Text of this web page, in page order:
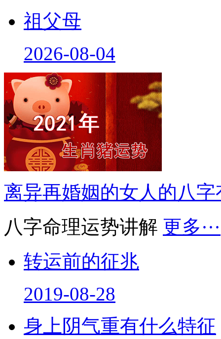
祖父母
2026-08-04
离异再婚姻的女人的八
八字命理运势讲解 更多···
转运前的征兆
2019-08-28
身上阴气重有什么特征